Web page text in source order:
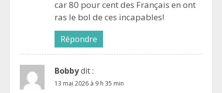
car 80 pour cent des Français en ont
ras le bol de ces incapables!
Répondre
Bobbydit :
13 mai 2026 à 9 h 35 min